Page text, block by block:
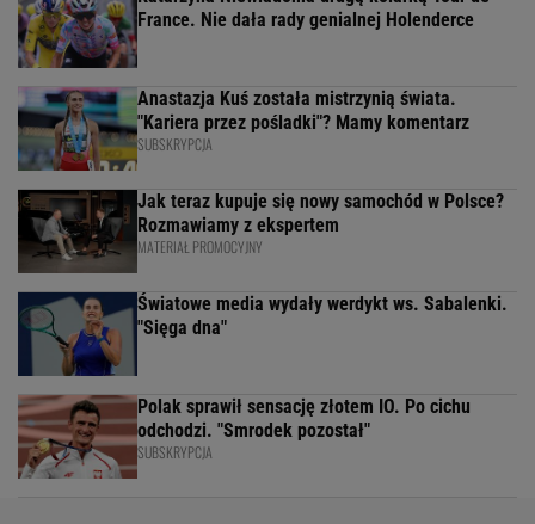
France. Nie dała rady genialnej Holenderce
Anastazja Kuś została mistrzynią świata.
"Kariera przez pośladki"? Mamy komentarz
SUBSKRYPCJA
Jak teraz kupuje się nowy samochód w Polsce?
Rozmawiamy z ekspertem
MATERIAŁ PROMOCYJNY
Światowe media wydały werdykt ws. Sabalenki.
"Sięga dna"
Polak sprawił sensację złotem IO. Po cichu
odchodzi. "Smrodek pozostał"
SUBSKRYPCJA